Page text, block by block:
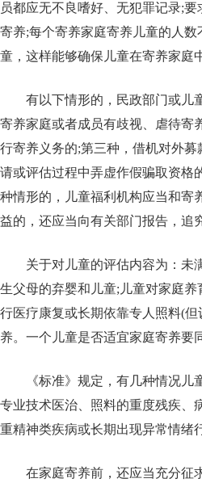
员都应无不良嗜好、无犯罪记录;
寄养;每个寄养家庭寄养儿童的人
童，这样能够确保儿童在寄养家庭
有以下情形的，民政部门或儿
寄养家庭或者成员有歧视、虐待寄
行寄养义务的;第三种，借机对外
请或评估过程中弄虚作假骗取资格
种情形的，儿童福利机构应当和寄
益的，还应当向有关部门报告，追
关于对儿童的评估内容为：未
生父母的弃婴和儿童;儿童对家庭
行医疗康复或长期依靠专人照料(
养。一个儿童是否适宜家庭寄养要
《标准》规定，有几种情况
专业技术医治、照料的重度残疾、
重精神类疾病或长期出现异常情绪
在家庭寄养前，还应当充分征